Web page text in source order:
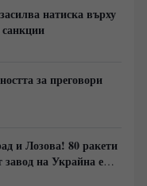
натиска върху
санкции
за преговори
и Лозова! 80 ракети
на Украйна е
„западни